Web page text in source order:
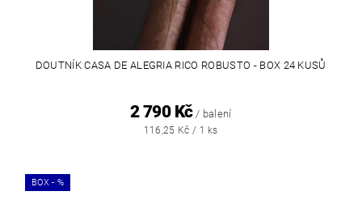
DOUTNÍK CASA DE ALEGRIA RICO ROBUSTO - BOX 24 KUSŮ
2 790 Kč / balení
116,25 Kč / 1 ks
BOX - %